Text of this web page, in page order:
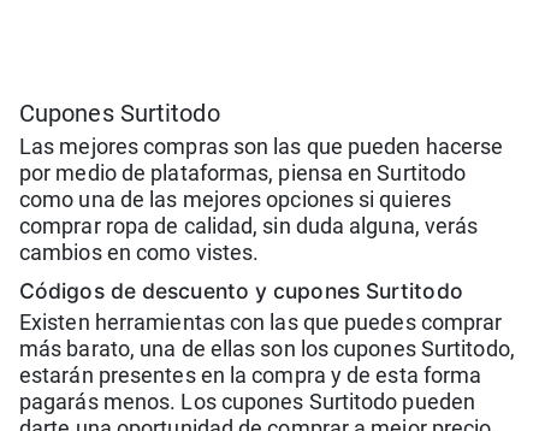
Cupones Surtitodo
Las mejores compras son las que pueden hacerse
por medio de plataformas, piensa en Surtitodo
como una de las mejores opciones si quieres
comprar ropa de calidad, sin duda alguna, verás
cambios en como vistes.
Códigos de descuento y cupones Surtitodo
Existen herramientas con las que puedes comprar
más barato, una de ellas son los cupones Surtitodo,
estarán presentes en la compra y de esta forma
pagarás menos. Los cupones Surtitodo pueden